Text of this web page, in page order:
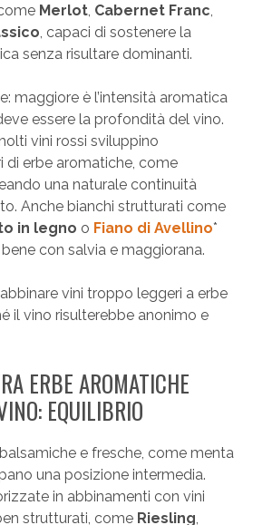
Merlot Cabernet Franc
, capaci di sostenere la
senza risultare dominanti.
maggiore è l’intensità aromatica
essere la profondità del vino.
vini rossi sviluppino
di erbe aromatiche, come
una naturale continuità
Anche bianchi strutturati come
in legno o Fiano di Avellino*
con salvia e maggiorana.
abbinare vini troppo leggeri a erbe
il vino risulterebbe anonimo e
ERBE AROMATICHE
EQUILIBRIO
e fresche, come menta
una posizione intermedia.
in abbinamenti con vini
strutturati, come Riesling